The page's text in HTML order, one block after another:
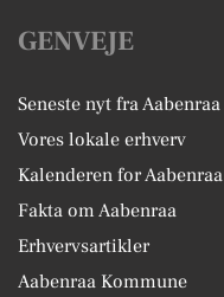
GENVEJE
Seneste nyt fra Aabenraa
Vores lokale erhverv
Kalenderen for Aabenraa
Fakta om Aabenraa
Erhvervsartikler
Aabenraa Kommune